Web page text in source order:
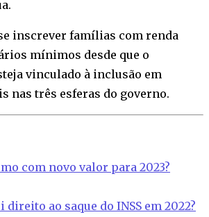
inscrever famílias com renda
mínimos desde que o
vinculado à inclusão em
nas três esferas do governo.
com novo valor para 2023?
direito ao saque do INSS em 2022?